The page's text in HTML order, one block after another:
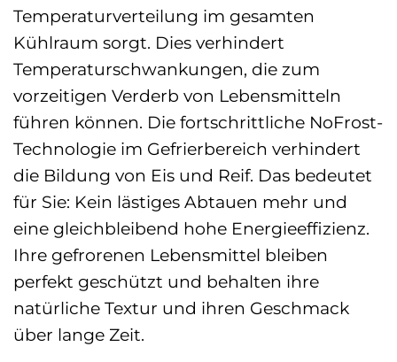
Temperaturverteilung im gesamten
Kühlraum sorgt. Dies verhindert
Temperaturschwankungen, die zum
vorzeitigen Verderb von Lebensmitteln
führen können. Die fortschrittliche NoFrost-
Technologie im Gefrierbereich verhindert
die Bildung von Eis und Reif. Das bedeutet
für Sie: Kein lästiges Abtauen mehr und
eine gleichbleibend hohe Energieeffizienz.
Ihre gefrorenen Lebensmittel bleiben
perfekt geschützt und behalten ihre
natürliche Textur und ihren Geschmack
über lange Zeit.